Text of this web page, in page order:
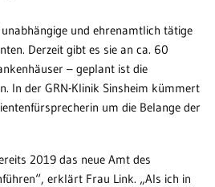
und ehrenamtlich tätige
Derzeit gibt es sie an ca. 60
– geplant ist die
In der GRN-Klinik Sinsheim kümmert
um die Belange der
2019 das neue Amt des
erklärt Frau Link. „Als ich in